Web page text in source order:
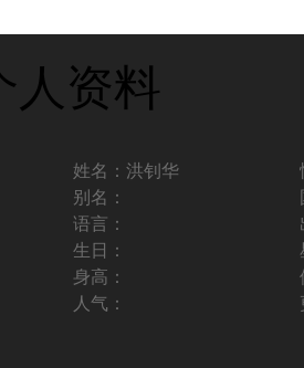
人资料
姓名： 洪钊华
别名：
语言：
生日：
身高：
人气：